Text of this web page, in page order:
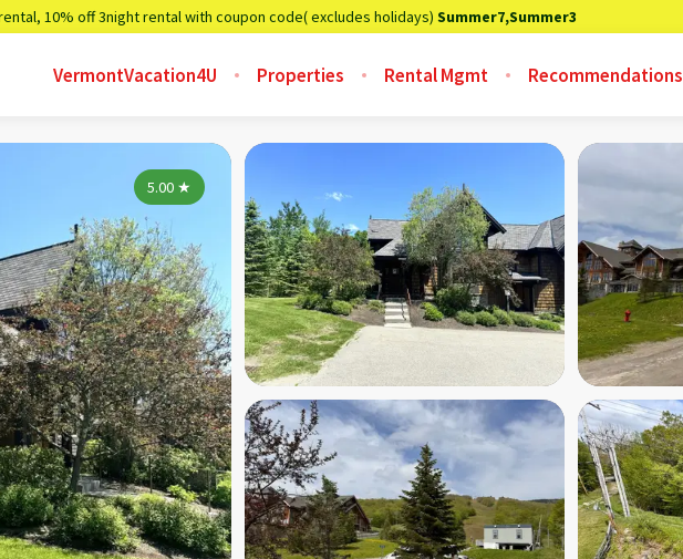
10% off 3night rental with coupon code( excludes holidays) Summer7,Summer3
VermontVacation4U Properties Rental Mgmt Recommendations
5.00 ★